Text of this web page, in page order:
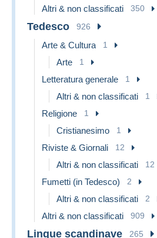
Altri & non classificati 350
Tedesco 926
Arte & Cultura 1
Arte 1
Letteratura generale 1
Altri & non classificati 1
Religione 1
Cristianesimo 1
Riviste & Giornali 12
Altri & non classificati 12
Fumetti (in Tedesco) 2
Altri & non classificati 2
Altri & non classificati 909
Lingue scandinave 265